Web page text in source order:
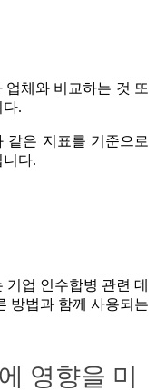
체와 비교하는 것 또
.
같은 지표를 기준으로
다.
업 인수합병 관련 데
방법과 함께 사용되는
영향을 미